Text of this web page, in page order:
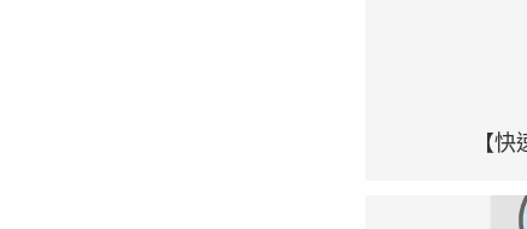
【